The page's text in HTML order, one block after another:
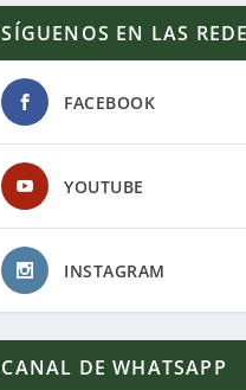
SÍGUENOS EN LAS
FACEBOOK
YOUTUBE
INSTAGRAM
CANAL DE WHATSAPP